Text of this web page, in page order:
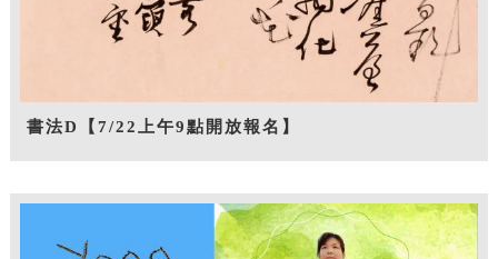
書法D【7/22上午9點開放報名】